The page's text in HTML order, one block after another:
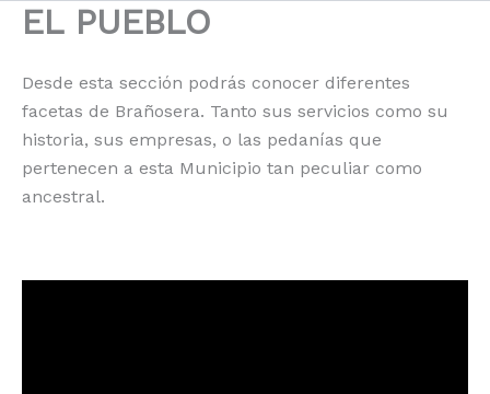
EL PUEBLO
Desde esta sección podrás conocer diferentes
facetas de Brañosera. Tanto sus servicios como su
historia, sus empresas, o las pedanías que
pertenecen a esta Municipio tan peculiar como
ancestral.